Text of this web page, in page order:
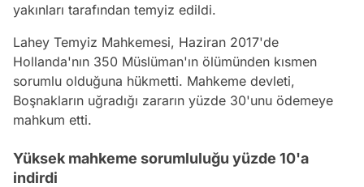
yakınları tarafından temyiz edildi.
Lahey Temyiz Mahkemesi, Haziran 2017'de
Hollanda'nın 350 Müslüman'ın ölümünden kısmen
sorumlu olduğuna hükmetti. Mahkeme devleti,
Boşnakların uğradığı zararın yüzde 30'unu ödemeye
mahkum etti.
Yüksek mahkeme sorumluluğu yüzde 10'a
indirdi